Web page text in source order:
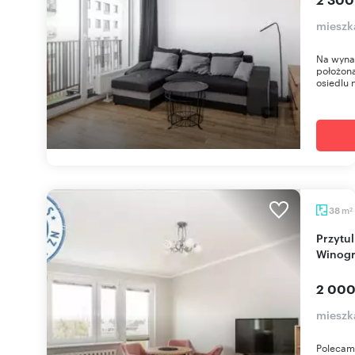
Na
osiedlu
38 m2
Przytulne 2-pokojowe mieszkanie na
2